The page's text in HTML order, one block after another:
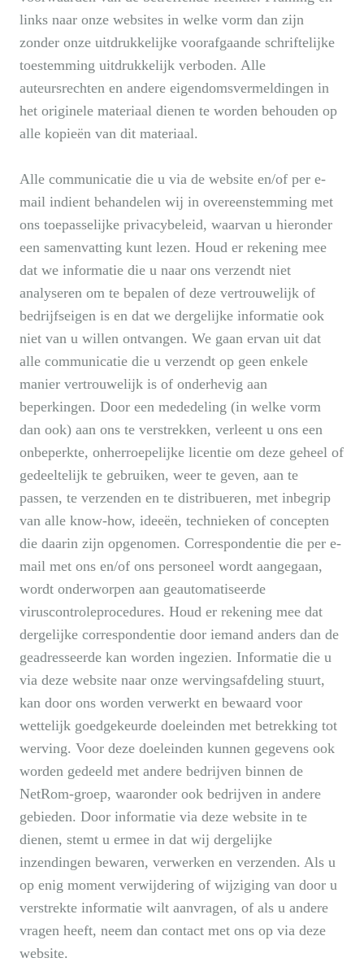
links naar onze websites in welke vorm dan zijn
zonder onze uitdrukkelijke voorafgaande schriftelijke
toestemming uitdrukkelijk verboden. Alle
auteursrechten en andere eigendomsvermeldingen in
het originele materiaal dienen te worden behouden op
alle kopieën van dit materiaal.
Alle communicatie die u via de website en/of per e-
mail indient behandelen wij in overeenstemming met
ons toepasselijke privacybeleid, waarvan u hieronder
een samenvatting kunt lezen. Houd er rekening mee
dat we informatie die u naar ons verzendt niet
analyseren om te bepalen of deze vertrouwelijk of
bedrijfseigen is en dat we dergelijke informatie ook
niet van u willen ontvangen. We gaan ervan uit dat
alle communicatie die u verzendt op geen enkele
manier vertrouwelijk is of onderhevig aan
beperkingen. Door een mededeling (in welke vorm
dan ook) aan ons te verstrekken, verleent u ons een
onbeperkte, onherroepelijke licentie om deze geheel of
gedeeltelijk te gebruiken, weer te geven, aan te
passen, te verzenden en te distribueren, met inbegrip
van alle know-how, ideeën, technieken of concepten
die daarin zijn opgenomen. Correspondentie die per e-
mail met ons en/of ons personeel wordt aangegaan,
wordt onderworpen aan geautomatiseerde
viruscontroleprocedures. Houd er rekening mee dat
dergelijke correspondentie door iemand anders dan de
geadresseerde kan worden ingezien. Informatie die u
via deze website naar onze wervingsafdeling stuurt,
kan door ons worden verwerkt en bewaard voor
wettelijk goedgekeurde doeleinden met betrekking tot
werving. Voor deze doeleinden kunnen gegevens ook
worden gedeeld met andere bedrijven binnen de
NetRom-groep, waaronder ook bedrijven in andere
gebieden. Door informatie via deze website in te
dienen, stemt u ermee in dat wij dergelijke
inzendingen bewaren, verwerken en verzenden. Als u
op enig moment verwijdering of wijziging van door u
verstrekte informatie wilt aanvragen, of als u andere
vragen heeft, neem dan contact met ons op via deze
website.